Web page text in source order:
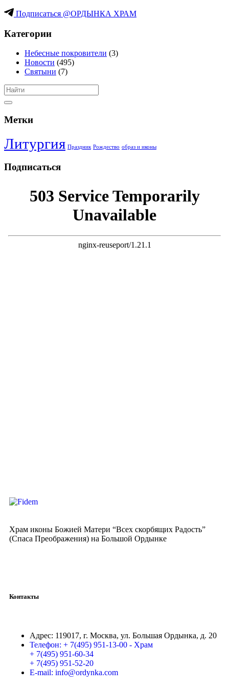
Подписаться @ОРДЫНКА ХРАМ
Категории
Небесные покровители (3)
Новости (495)
Святыни (7)
Метки
Литургия Праздник Рождество образ и иконы
Подписаться
Храм иконы Божией Матери “Всех скорбящих Радость”
(Спаса Преображения) на Большой Ордынке
Контакты
Адрес: 119017, г. Москва, ул. Большая Ордынка, д. 20
Телефон: + 7(495) 951-13-00 - Храм
+ 7(495) 951-60-34
+ 7(495) 951-52-20
E-mail: info@ordynka.com